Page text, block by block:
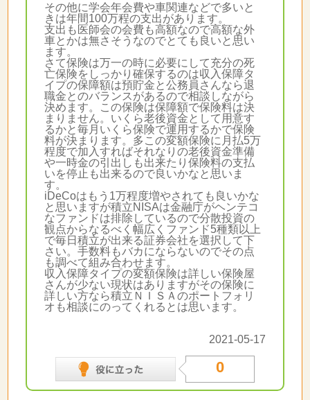
その他に学会年会費や車関連などで多いと
きは年間100万程の支出があります。
支出も医師会の会費も高額なので高額な外
車とかは無さそうなのでとても良いと思い
ます。
さて保険は万一の時に必要にして充分の死
亡保険をしっかり確保するのは収入保障タ
イプの保障額は預貯金と公務員さんなら退
職金とのバランスがあるので相談しながら
決めます。この保険は保障額で保険料は決
まりません。いくら老後資金として用意す
るかと毎月いくら保険で運用するかで保険
料が決まります。多この変額保険に月払5万
程度で加入すればそれなりの老後資金準備
や一時金の引出しも出来たり保険料の支払
いを停止も出来るので良いかなと思いま
す。
iDeCoはもう1万程度増やされても良いかな
と思いますが積立NISAは金融庁がヘンテコ
なファンドは排除しているので分散投資の
観点からなるべく幅広くファンド5種類以上
で毎日積立が出来る証券会社を選択して下
さい。手数料もバカにならないのでその点
も調べて組み合わせます。
収入保障タイプの変額保険は詳しい保険屋
さんが少ない現状はありますがその保険に
詳しい方なら積立ＮＩＳＡのポートフォリ
オも相談にのってくれるとは思います。
2021-05-17
0